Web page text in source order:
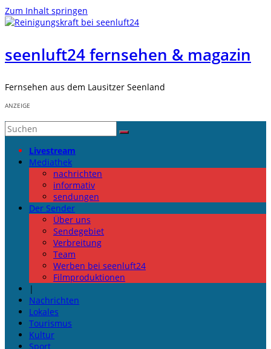
Zum Inhalt springen
seenluft24 fernsehen & magazin
Fernsehen aus dem Lausitzer Seenland
ANZEIGE
Livestream
Mediathek
nachrichten
informativ
sendungen
Der Sender
Über uns
Sendegebiet
Verbreitung
Team
Werben bei seenluft24
Filmproduktionen
|
Nachrichten
Lokales
Tourismus
Kultur
Sport